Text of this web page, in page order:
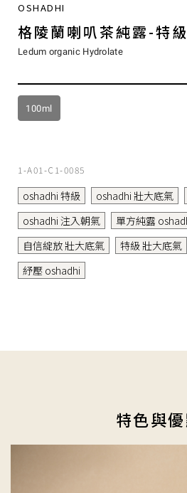
OSHADHI
格陵蘭喇叭茶純露-特級
Ledum organic Hydrolate
100ml
1-A01-C1-0085
oshadhi 特級 oshadhi 壯大底氣
oshadhi 注入朝氣
單方純露
自信綻放 壯大底氣
特級 壯大底氣
紓壓 oshadhi
特色與